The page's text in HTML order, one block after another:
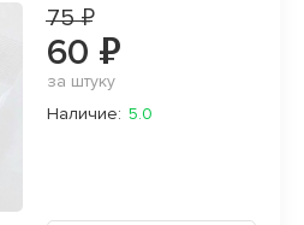
75 ₽
60 ₽
за штуку
Наличие: 5.0